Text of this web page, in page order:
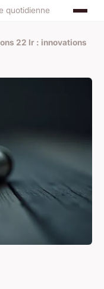
quotidienne
22 lr : innovations